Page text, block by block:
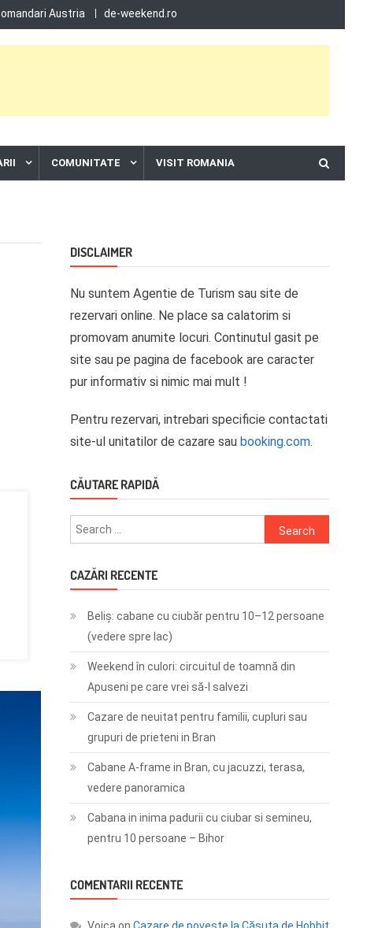
Austria de-weekend.ro
COMUNITATE VISIT ROMANIA
DISCLAIMER
Nu suntem Agentie de Turism sau site de
rezervari online. Ne place sa calatorim si
promovam anumite locuri. Continutul gasit pe
site sau pe pagina de facebook are caracter
pur informativ si nimic mai mult !
Pentru rezervari, intrebari specificie contactati
site-ul unitatilor de cazare sau booking.com.
CĂUTARE RAPIDĂ
Search
for:
CAZĂRI RECENTE
Beliș: cabane cu ciubăr pentru 10–12 persoane
(vedere spre lac)
Weekend în culori: circuitul de toamnă din
Apuseni pe care vrei să-l salvezi
Cazare de neuitat pentru familii, cupluri sau
grupuri de prieteni in Bran
Cabane A-frame in Bran, cu jacuzzi, terasa,
vedere panoramica
Cabana in inima padurii cu ciubar si semineu,
pentru 10 persoane – Bihor
COMENTARII RECENTE